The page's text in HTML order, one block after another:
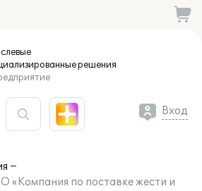
решения
Вход
«Компания по поставке жести и